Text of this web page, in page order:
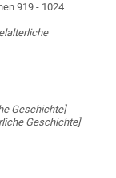
919 - 1024
Geschichte]
Geschichte]